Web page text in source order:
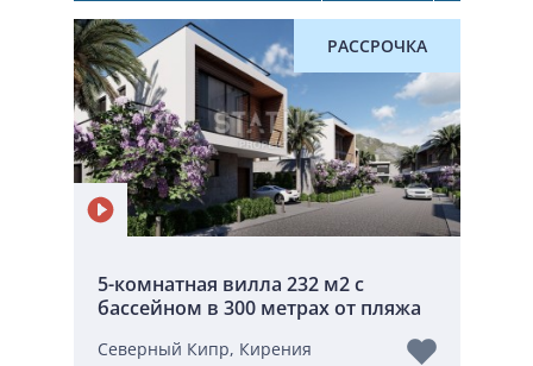
РАССРОЧКА
5-комнатная вилла 232 м2 с
бассейном в 300 метрах от пляжа
Северный Кипр, Кирения